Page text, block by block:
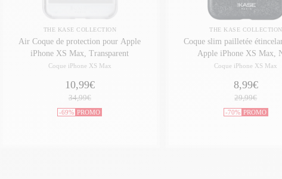
THE KASE COLLECTION
Air Coque de protection pour Apple
iPhone XS Max, Transparent
Coque iPhone XS Max
10,99€
34,99€
-69% PROMO
THE KASE COLLECTION
Coque slim pailletée
Apple iPhone XS Max,
Coque iPhone XS Max
8,99€
29,99€
-70% PROMO